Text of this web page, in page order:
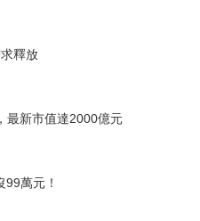
釋放
最新市值達2000億元
萬元！